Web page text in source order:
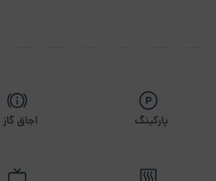
پارکینگ اجاق گاز